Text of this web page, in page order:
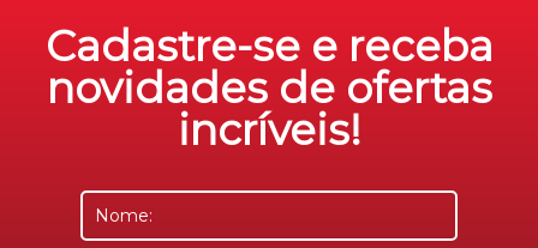
Cadastre-se e receba
novidades de ofertas
incríveis!